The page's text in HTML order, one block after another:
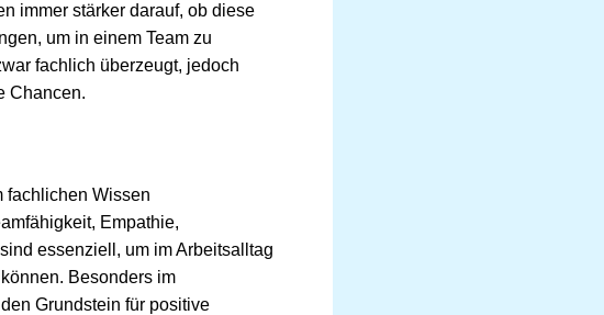
immer stärker darauf, ob diese
um in einem Team zu
fachlich überzeugt, jedoch
Chancen.
fachlichen Wissen
Empathie,
essenziell, um im Arbeitsalltag
Besonders im
Grundstein für positive